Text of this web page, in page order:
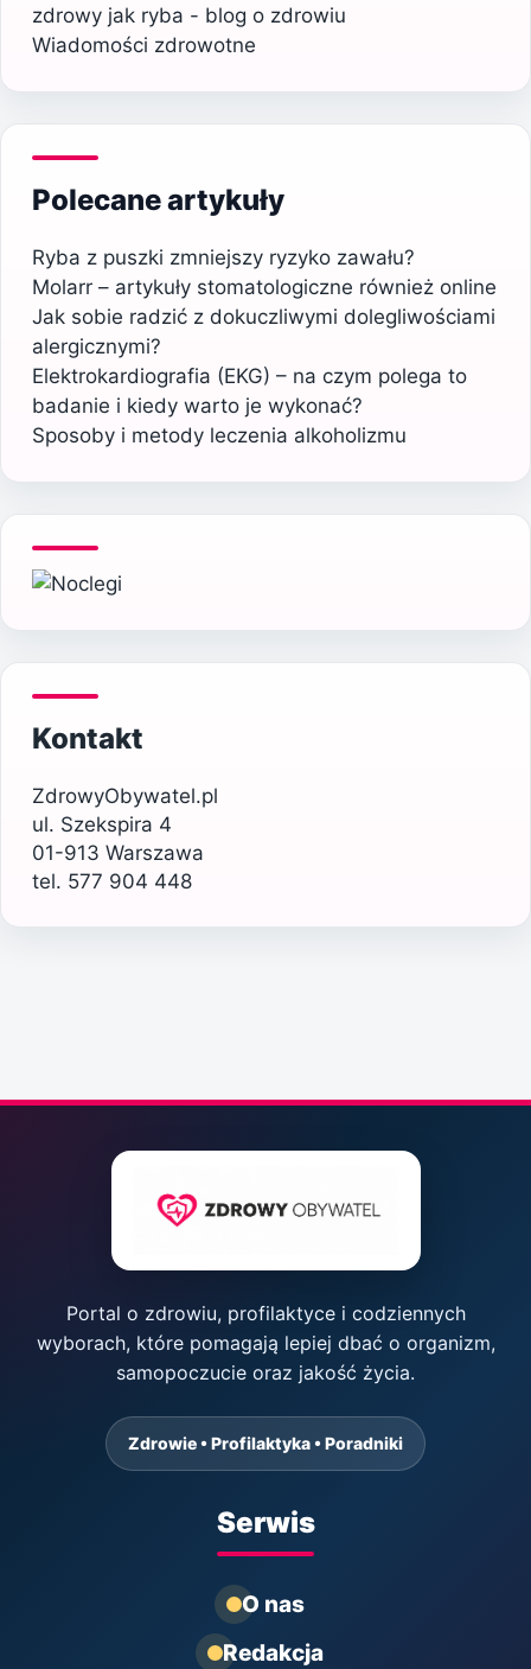
zdrowy jak ryba - blog o zdrowiu
Wiadomości zdrowotne
Polecane artykuły
Ryba z puszki zmniejszy ryzyko zawału?
Molarr – artykuły stomatologiczne również online
Jak sobie radzić z dokuczliwymi dolegliwościami
alergicznymi?
Elektrokardiografia (EKG) – na czym polega to
badanie i kiedy warto je wykonać?
Sposoby i metody leczenia alkoholizmu
Kontakt
ZdrowyObywatel.pl
ul. Szekspira 4
01-913 Warszawa
tel. 577 904 448
Portal o zdrowiu, profilaktyce i codziennych
wyborach, które pomagają lepiej dbać o organizm,
samopoczucie oraz jakość życia.
Zdrowie • Profilaktyka • Poradniki
Serwis
O nas
Redakcja